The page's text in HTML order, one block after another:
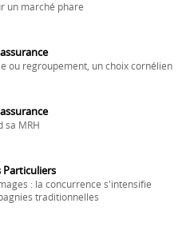
un marché phare
ou regroupement, un choix cornélien
sa MRH
Particuliers
: la concurrence s'intensifie
traditionnelles